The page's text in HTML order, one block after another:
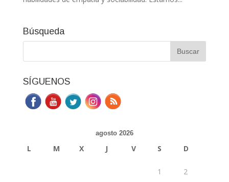
Búsqueda
SÍGUENOS
agosto 2026
L M X J V S D
1 2